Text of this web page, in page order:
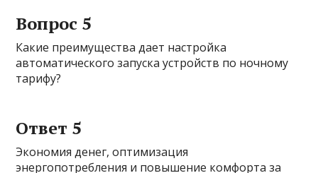
Вопрос 5
Какие преимущества дает настройка
автоматического запуска устройств по ночному
тарифу?
Ответ 5
Экономия денег, оптимизация
энергопотребления и повышение комфорта за